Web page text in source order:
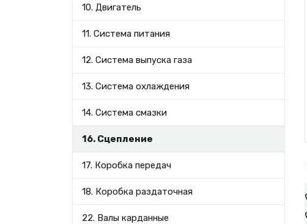
10. Двигатель
11. Система питания
12. Система выпуска газа
13. Система охлаждения
14. Система смазки
16. Сцепление
17. Коробка передач
18. Коробка раздаточная
22. Валы карданные